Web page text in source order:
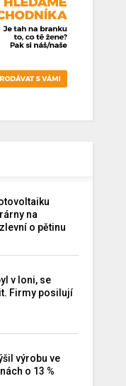
na
o pětinu
v loni, se
Firmy posilují
výrobu ve
o 13 %